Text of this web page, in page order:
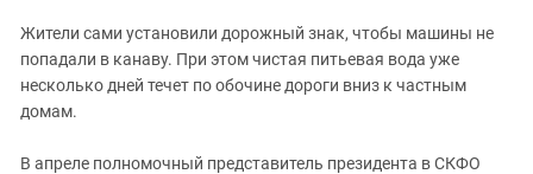
Жители сами установили дорожный знак, чтобы машины не
попадали в канаву. При этом чистая питьевая вода уже
несколько дней течет по обочине дороги вниз к частным
домам.
В апреле полномочный представитель президента в СКФО